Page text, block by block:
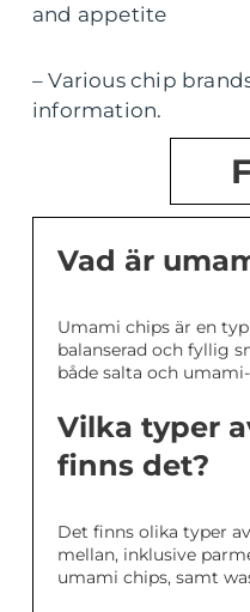
and appetite
– Various chip
information.
Vad är
Umami chips är en
balanserad och fyllig
både salta och
Vilka typer
finns det?
Det finns olika typer
mellan, inklusive
umami chips, samt